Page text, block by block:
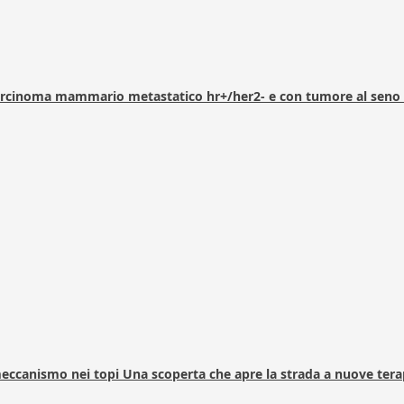
mammario metastatico hr+/her2- e con tumore al
nei topi Una scoperta che apre la strada a nuove